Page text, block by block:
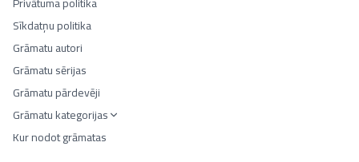
Sīkdatņu politika
Grāmatu autori
Grāmatu sērijas
Grāmatu pārdevēji
Grāmatu kategorijas
Kur nodot grāmatas